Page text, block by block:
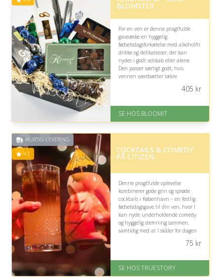
BLOMSTER
For en ven er denne pragtfulde
gaveæske en hyggelig
fødselsdagsforkælelse med alkoholfri
drikke og delikatesser, der kan
nydes i godt selskab eller alene.
Den passer særligt godt, hvis
vennen værdsætter lækre
På lager
Levering: samme dag eller efter
Fremragende Trustpilot rating
405 kr
SE HOS BLOOMIT
HURTIG LEVERING
4.7 COCKTAILS & COMEDY
PÅ CITIZEN
Denne pragtfulde oplevelse
kombinerer gode grin og sprøde
cocktails i København – en festlig
fødselsdagsgave til din ven, hvor I
kan nyde underholdende comedy
og hyggelig stemning sammen,
samtidig med at I skåler for dagen
Eller lav digitalt gavekort med det
75 kr
SE HOS TRUESTORY